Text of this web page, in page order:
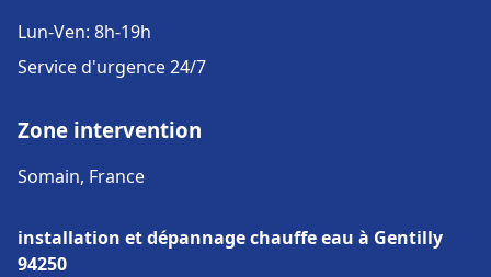
Lun-Ven: 8h-19h
Service d'urgence 24/7
Zone intervention
Somain, France
installation et dépannage chauffe eau à Gentilly
94250